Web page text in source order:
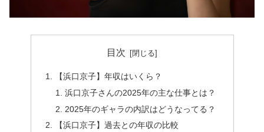
目次
【浜口京子】年収はいくら？
浜口京子さんの2025年の主な仕事とは？
2025年のギャラの内訳はどうなってる？
【浜口京子】過去との年収の比較